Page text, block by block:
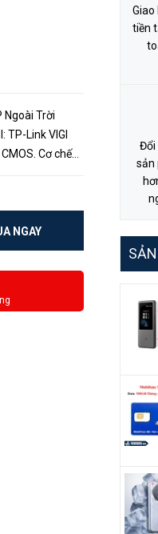
Ngoài Trời
Cơ chế
NGAY
Giao
tiền
Đổi
sản